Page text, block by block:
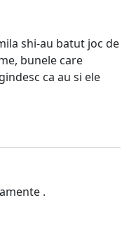
shi-au batut joc de
bunele care
ca au si ele
.